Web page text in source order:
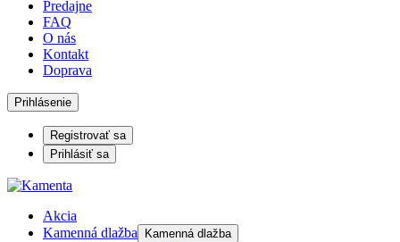
Predajne
FAQ
O nás
Kontakt
Doprava
Prihlásenie
Registrovať sa
Prihlásiť sa
Akcia
Kamenná dlažba
Kamenná dlažba